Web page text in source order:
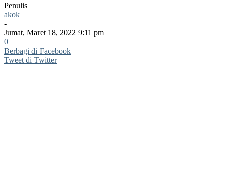
Penulis
akok
-
Jumat, Maret 18, 2022 9:11 pm
0
Berbagi di Facebook
Tweet di Twitter